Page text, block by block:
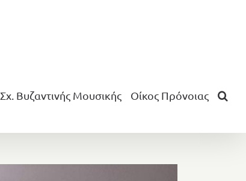
Σχ. Βυζαντινής Μουσικής Οίκος Πρόνοιας